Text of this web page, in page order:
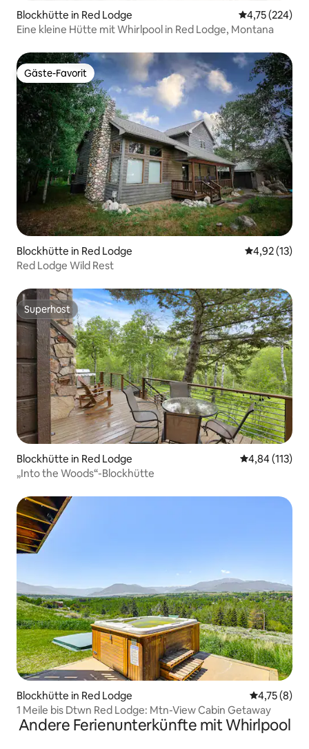
Blockhütte in Red Lodge
4,75 (224)
Eine kleine Hütte mit Whirlpool in Red Lodge, Montana
Gäste-Favorit
Gäste-Favorit
Blockhütte in Red Lodge
4,92 (13)
Red Lodge Wild Rest
Superhost
Superhost
Blockhütte in Red Lodge
4,84 (113)
„Into the Woods“-Blockhütte
Blockhütte in Red Lodge
4,75 (8)
1 Meile bis Dtwn Red Lodge: Mtn-View Cabin Getaway
Andere Ferienunterkünfte mit Whirlpool